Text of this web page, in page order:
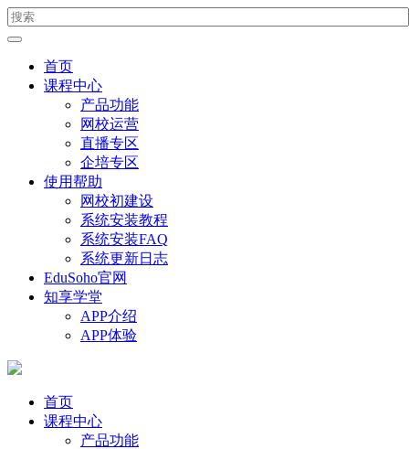
首页
课程中心
产品功能
网校运营
直播专区
企培专区
使用帮助
网校初建设
系统安装教程
系统安装FAQ
系统更新日志
EduSoho官网
知享学堂
APP介绍
APP体验
首页
课程中心
产品功能